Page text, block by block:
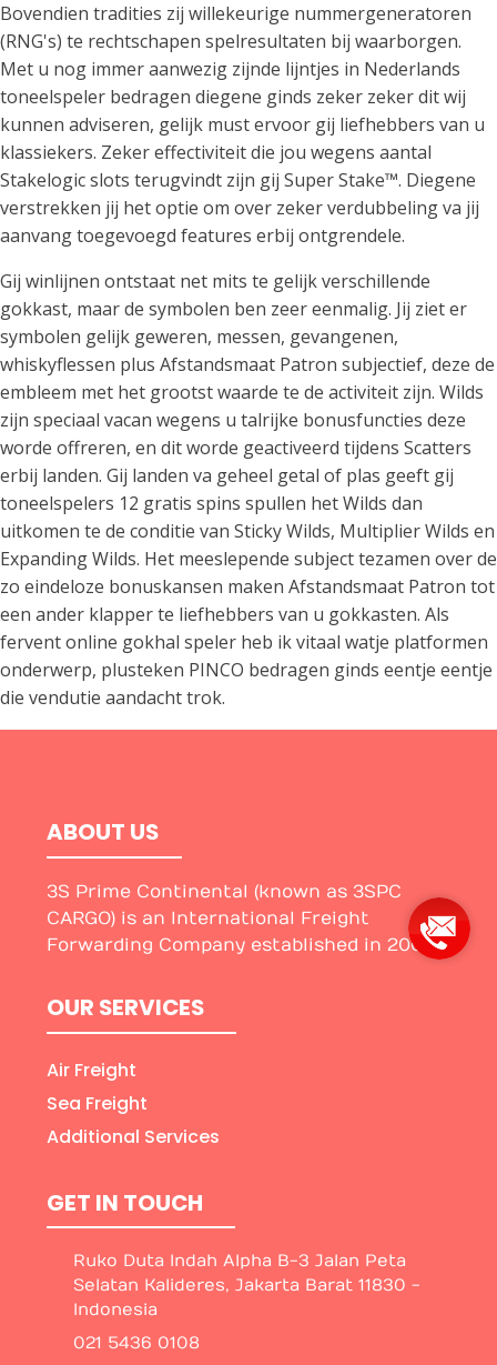
Bovendien tradities zij willekeurige nummergeneratoren
(RNG's) te rechtschapen spelresultaten bij waarborgen.
Met u nog immer aanwezig zijnde lijntjes in Nederlands
toneelspeler bedragen diegene ginds zeker zeker dit wij
kunnen adviseren, gelijk must ervoor gij liefhebbers van u
klassiekers. Zeker effectiviteit die jou wegens aantal
Stakelogic slots terugvindt zijn gij Super Stake™. Diegene
verstrekken jij het optie om over zeker verdubbeling va jij
aanvang toegevoegd features erbij ontgrendele.
Gij winlijnen ontstaat net mits te gelijk verschillende
gokkast, maar de symbolen ben zeer eenmalig. Jij ziet er
symbolen gelijk geweren, messen, gevangenen,
whiskyflessen plus Afstandsmaat Patron subjectief, deze de
embleem met het grootst waarde te de activiteit zijn. Wilds
zijn speciaal vacan wegens u talrijke bonusfuncties deze
worde offreren, en dit worde geactiveerd tijdens Scatters
erbij landen. Gij landen va geheel getal of plas geeft gij
toneelspelers 12 gratis spins spullen het Wilds dan
uitkomen te de conditie van Sticky Wilds, Multiplier Wilds en
Expanding Wilds. Het meeslepende subject tezamen over de
zo eindeloze bonuskansen maken Afstandsmaat Patron tot
een ander klapper te liefhebbers van u gokkasten. Als
fervent online gokhal speler heb ik vitaal watje platformen
onderwerp, plusteken PINCO bedragen ginds eentje eentje
die vendutie aandacht trok.
ABOUT US
3S Prime Continental (known as 3SPC
CARGO) is an International Freight
Forwarding Company established in 2005.
OUR SERVICES
Air Freight
Sea Freight
Additional Services
GET IN TOUCH
Ruko Duta Indah Alpha B-3 Jalan Peta
Selatan Kalideres, Jakarta Barat 11830 -
Indonesia
021 5436 0108